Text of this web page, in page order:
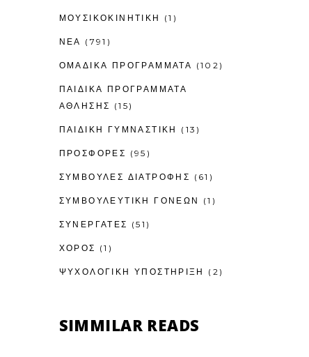
ΜΟΥΣΙΚΟΚΙΝΗΤΙΚΉ (1)
ΝΕΑ (791)
ΟΜΑΔΙΚΑ ΠΡΟΓΡΑΜΜΑΤΑ (102)
ΠΑΙΔΙΚΆ ΠΡΟΓΡΆΜΜΑΤΑ
ΆΘΛΗΣΗΣ (15)
ΠΑΙΔΙΚΉ ΓΥΜΝΑΣΤΙΚΉ (13)
ΠΡΟΣΦΟΡΕΣ (95)
ΣΥΜΒΟΥΛΕΣ ΔΙΑΤΡΟΦΗΣ (61)
ΣΥΜΒΟΥΛΕΥΤΙΚΉ ΓΟΝΈΩΝ (1)
ΣΥΝΕΡΓΑΤΕΣ (51)
ΧΟΡΟΣ (1)
ΨΥΧΟΛΟΓΙΚΉ ΥΠΟΣΤΉΡΙΞΗ (2)
SIMMILAR READS